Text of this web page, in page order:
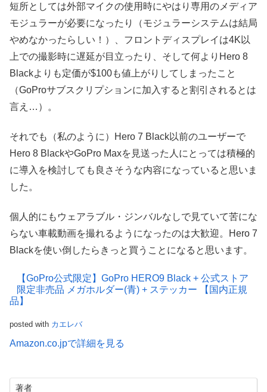
短所としては外部マイクの使用時にやはり専用のメディア
モジュラーが必要になったり（モジュラーシステムは結局
やめなかったらしい！）、フロントディスプレイは4K以
上での撮影時に遅延が目立ったり、そして何よりHero 8
Blackよりも定価が$100も値上がりしてしまったこと
（GoProサブスクリプションに加入すると割引されるとは
言え…）。
それでも（私のように）Hero 7 Black以前のユーザーで
Hero 8 BlackやGoPro Maxを見送った人にとっては積極的
に導入を検討しても良さそうな内容になっていると思いま
した。
個人的にもウェアラブル・ジンバルなしで見ていて苦にな
らない車載動画を撮れるようになったのは大歓迎。Hero 7
Blackを使い倒したらきっと買うことになると思います。
【GoPro公式限定】GoPro HERO9 Black + 公式ストア
限定非売品 メガホルダー(青) + ステッカー 【国内正規
品】
posted with カエレバ
Amazon.co.jpで詳細を見る
著者